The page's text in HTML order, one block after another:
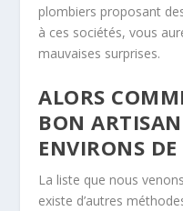
plombiers proposant
à ces sociétés, vous
mauvaises surprises.
ALORS
BON
ENVIRONS
La liste que nous
existe d’autres